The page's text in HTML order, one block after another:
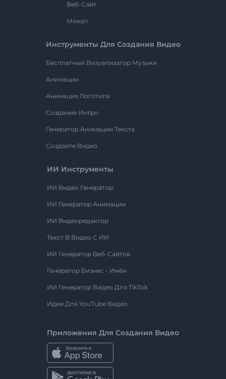
Веб-Сайт
Мокап
Инструменты Для Создания Видео
Бесплатный Визуализатор Музыки
Анимации
Анимация Логотипа
Создание Интро
Генератор Анимации Текста
Создайте Видео
ИИ Инструменты
ИИ Видео Генератор
ИИ Генератор Анимации
ИИ Видеоредактор
Текст В Видео С ИИ
ИИ Генератор Веб-Сайтов
Генератор Бизнес - Имён
ИИ Генератор Видео Для TikTok
Идеи Для YouTube Видео
Приложения Для Создания Видео